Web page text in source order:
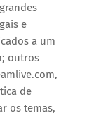
e
a um
outros
de
os temas,